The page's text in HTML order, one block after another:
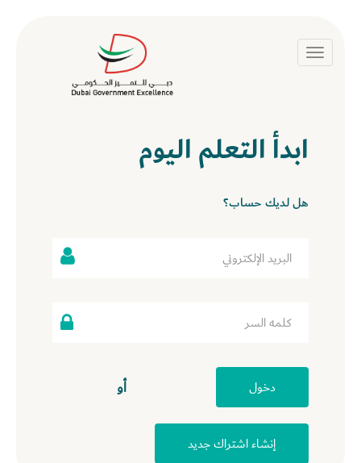
Toggle
ابدأ التعلم اليوم
هل لديك حساب؟
دخول أو
إنشاء اشتراك جديد